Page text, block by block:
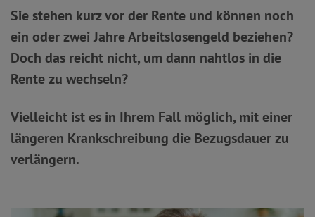
Sie stehen kurz vor der Rente und können noch
ein oder zwei Jahre Arbeitslosengeld beziehen?
Doch das reicht nicht, um dann nahtlos in die
Rente zu wechseln?
Vielleicht ist es in Ihrem Fall möglich, mit einer
längeren Krankschreibung die Bezugsdauer zu
verlängern.